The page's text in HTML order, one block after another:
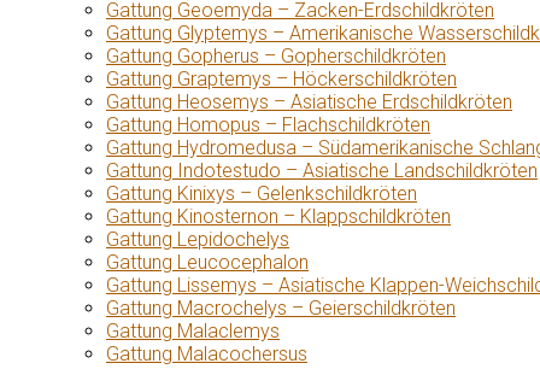
Gattung Geoemyda – Zacken-Erdschildkröten
Gattung Glyptemys – Amerikanische
Gattung Gopherus – Gopherschildkröten
Gattung Graptemys – Höckerschildkröten
Gattung Heosemys – Asiatische Erdschildkröten
Gattung Homopus – Flachschildkröten
Gattung Hydromedusa – Südamerikanische
Gattung Indotestudo – Asiatische Landschildkröten
Gattung Kinixys – Gelenkschildkröten
Gattung Kinosternon – Klappschildkröten
Gattung Lepidochelys
Gattung Leucocephalon
Gattung Lissemys – Asiatische Klappen-
Gattung Macrochelys – Geierschildkröten
Gattung Malaclemys
Gattung Malacochersus